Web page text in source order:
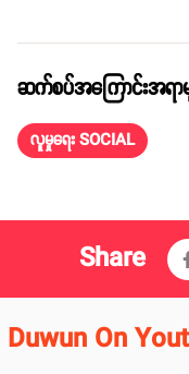
ဆက်စပ်အကြောင်းအရာမ
လူမှုရေး SOCIAL
Share
Duwun On